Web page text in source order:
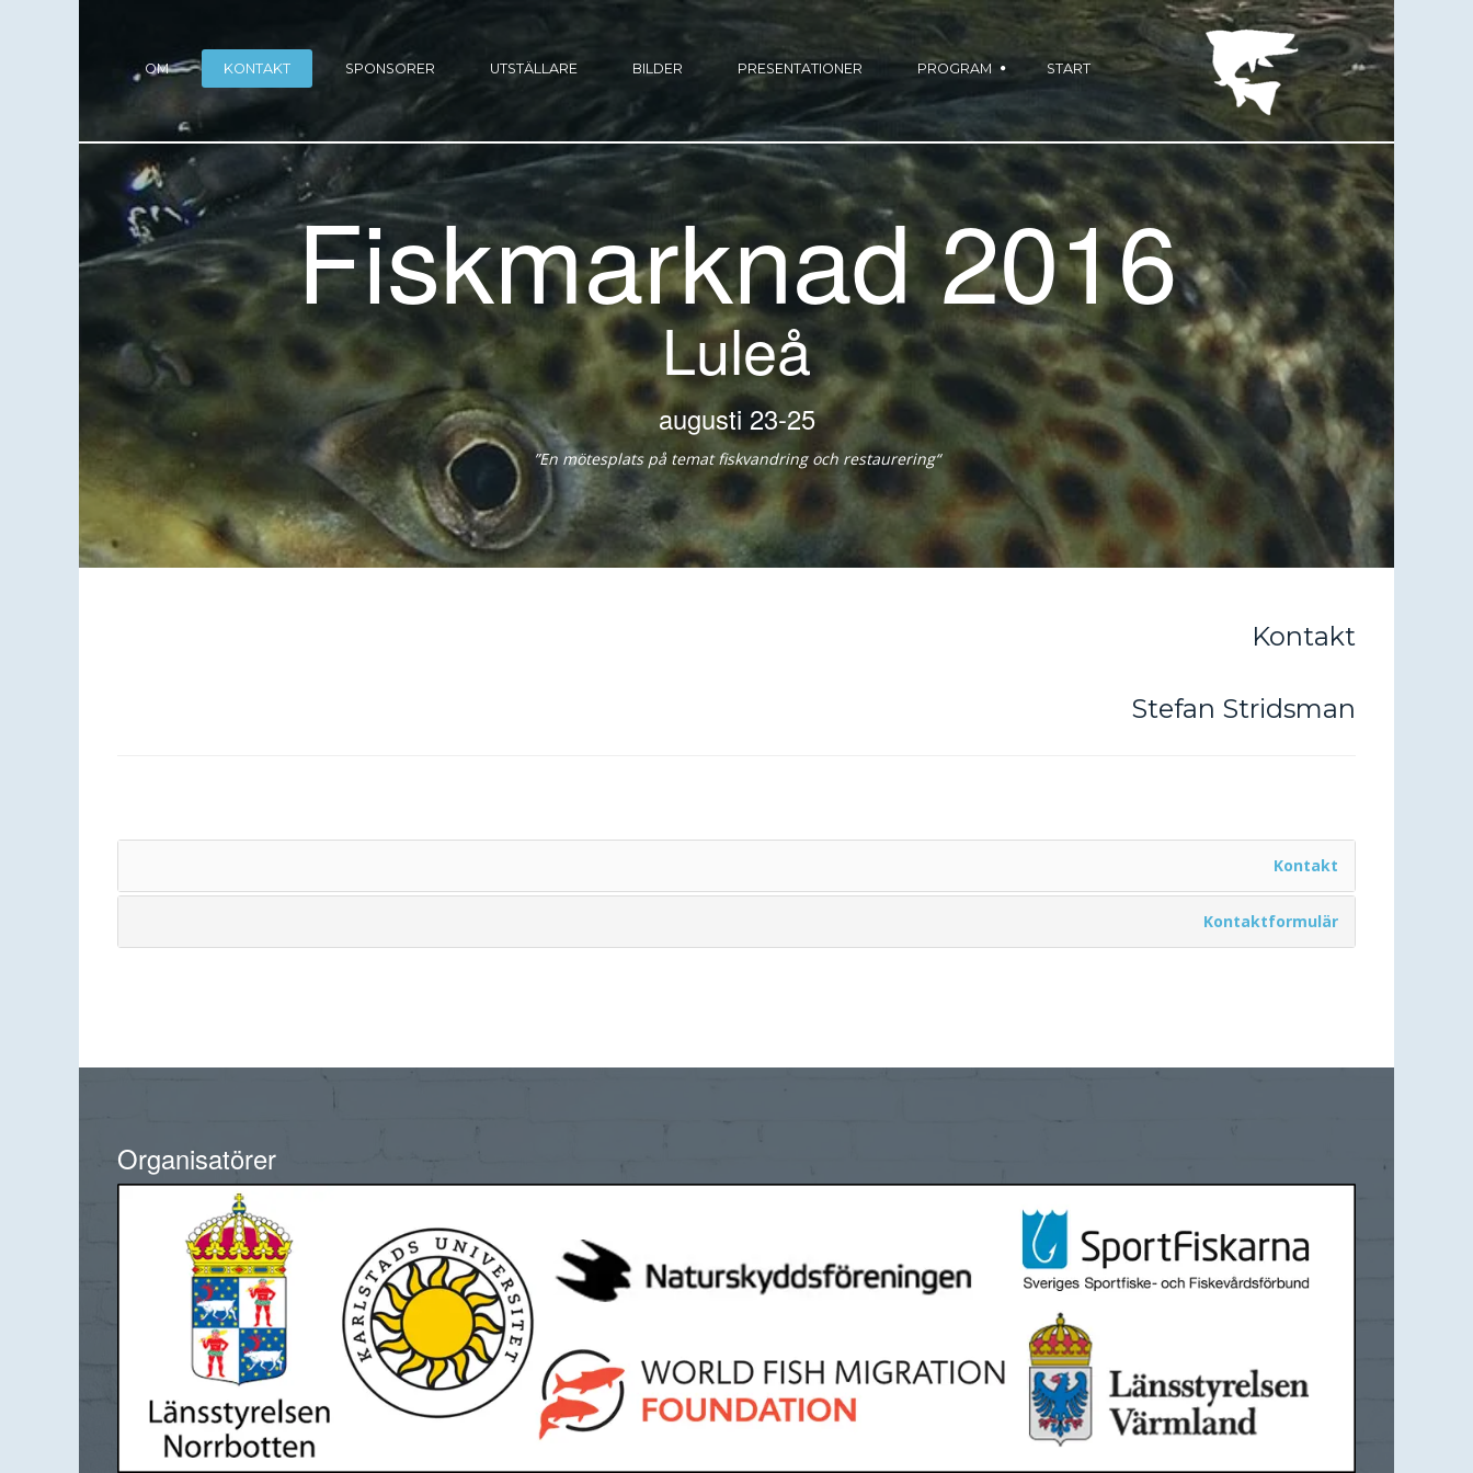
START
PROGRAM
PRESENTATIONER
BILDER
UTSTÄLLARE
SPONSORER
KONTAKT
OM
Fiskmarknad 2016
Luleå
23-25 augusti
“En mötesplats på temat fiskvandring och restaurering”
Kontakt
Stefan Stridsman
Kontakt
Kontaktformulär
Organisatörer